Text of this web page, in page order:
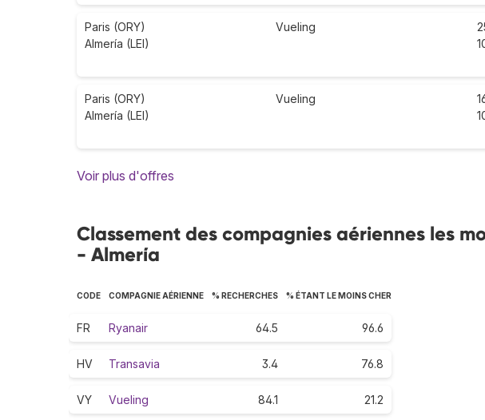
Paris (ORY)
Almería (LEI)
Vueling
Paris (ORY)
Almería (LEI)
Vueling
Voir plus d'offres
Classement des compagnies aériennes les
- Almería
CODE COMPAGNIE AÉRIENNE % RECHERCHES % ÉTANT LE MOINS CHER
FR Ryanair 64.5 96.6
HV Transavia 3.4 76.8
VY Vueling 84.1 21.2